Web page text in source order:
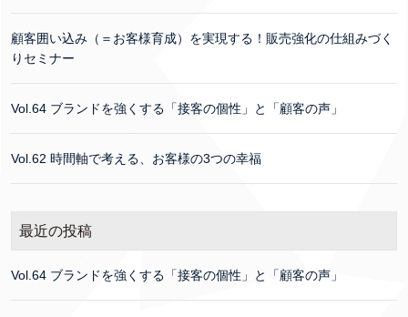
顧客囲い込み（＝お客様育成）を実現する！販売強化の仕組みづく
りセミナー
Vol.64 ブランドを強くする「接客の個性」と「顧客の声」
Vol.62 時間軸で考える、お客様の3つの幸福
最近の投稿
Vol.64 ブランドを強くする「接客の個性」と「顧客の声」